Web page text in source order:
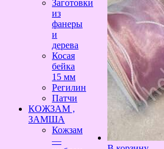
Заготовки
из
фанеры
и
дерева
Косая
бейка
15 мм
Регилин
Патчи
КОЖЗАМ ,
ЗАМША
Кожзам
—